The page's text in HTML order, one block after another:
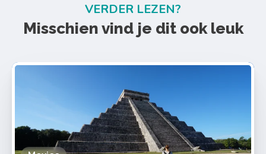
VERDER LEZEN?
Misschien vind je dit ook leuk